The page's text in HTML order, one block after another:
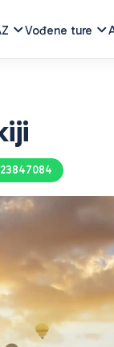
Vođene ture